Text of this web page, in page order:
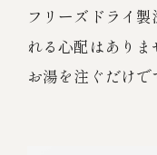
フリーズドライ
れる心配はあり
お湯を注ぐだけで